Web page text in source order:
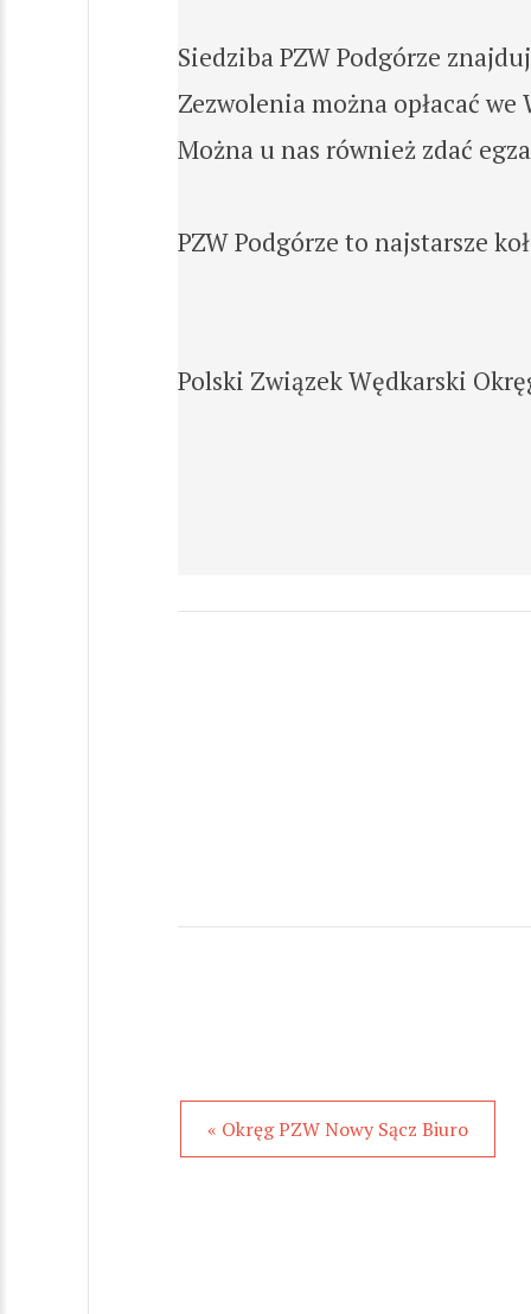
Siedziba PZW Podgórze
Zezwolenia można opłacać
Można u nas również zdać
PZW Podgórze to najstarsze
Polski Związek Wędkarski
« Okręg PZW Nowy Sącz Biuro